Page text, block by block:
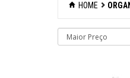
organizadoras
Carrinhos e
HOME